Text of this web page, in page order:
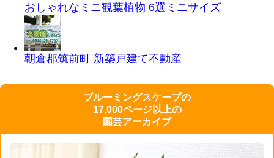
おしゃれなミニ観葉植物 6選 ミニサイズ
朝倉郡筑前町 新築戸建て不動産
ブルーミングスケープの
17,000ページ以上の
園芸アーカイブ